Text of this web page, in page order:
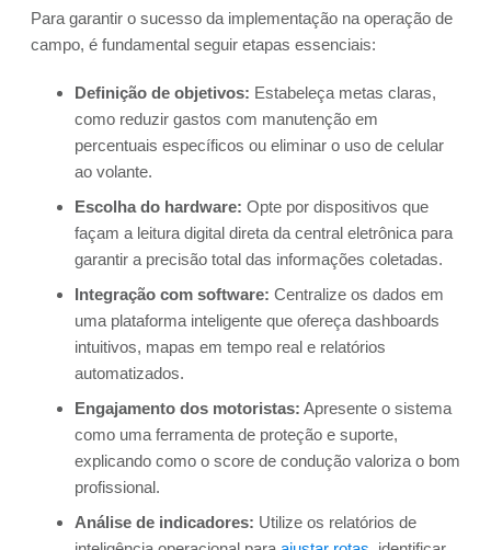
Para garantir o sucesso da implementação na operação de
campo, é fundamental seguir etapas essenciais:
Definição de objetivos: Estabeleça metas claras,
como reduzir gastos com manutenção em
percentuais específicos ou eliminar o uso de celular
ao volante.
Escolha do hardware: Opte por dispositivos que
façam a leitura digital direta da central eletrônica para
garantir a precisão total das informações coletadas.
Integração com software: Centralize os dados em
uma plataforma inteligente que ofereça dashboards
intuitivos, mapas em tempo real e relatórios
automatizados.
Engajamento dos motoristas: Apresente o sistema
como uma ferramenta de proteção e suporte,
explicando como o score de condução valoriza o bom
profissional.
Análise de indicadores: Utilize os relatórios de